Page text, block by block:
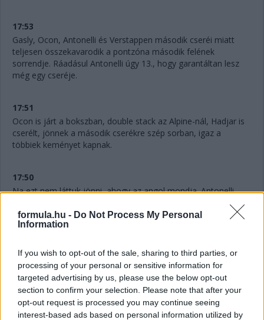
formula.hu - Do Not Process My Personal
Information
If you wish to opt-out of the sale, sharing to third parties, or
processing of your personal or sensitive information for
targeted advertising by us, please use the below opt-out
section to confirm your selection. Please note that after your
opt-out request is processed you may continue seeing
interest-based ads based on personal information utilized by
17:53
Gasly, Ocon, Antonelli és Verstappen második cseréi miatt
teljesen összekavarodik a pontzóna második felének
sorrendje. Ráadásul Antonelli úgy 13., hogy garantáltan lesz
még egy cseréje.
17:51
Ocon is járt a bokszban, double stack az Alpine-nál, Hadjar is
cserélt, jönnek a második cserékre szép sorban, igaz a
többiek keményet kapnak.
17:50
Na ezt nem láttuk jönni, ahogy az angol mondja. Antonelli
Mercedes.
Hihetetlen.
Verstappennek ezúttal nem tudták leszedni a
jobb elsőjét, így aztán a második cseréje után a tökutolsó
helyre jön vissza. Persze ebben az is benne van, hogy egyedül
ő cserélt kétszer eddig, féltáv előtt visszarakták a
közepeseket.